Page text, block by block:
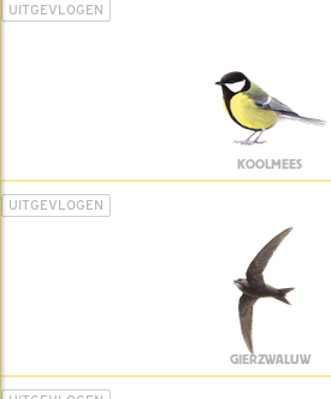
UITGEVLOGEN
KOOLMEES
UITGEVLOGEN
GIERZWALUW